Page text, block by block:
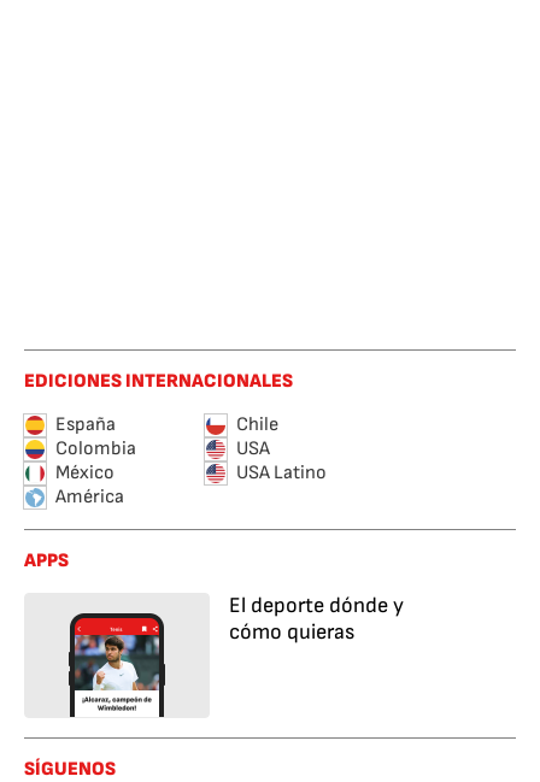
EDICIONES INTERNACIONALES
España
Chile
Colombia
USA
México
USA Latino
América
APPS
El deporte dónde y
cómo quieras
SÍGUENOS